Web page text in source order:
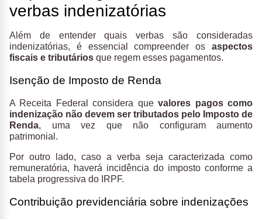
verbas indenizatórias
Além de entender quais verbas são consideradas
indenizatórias, é essencial compreender os aspectos
fiscais e tributários que regem esses pagamentos.
Isenção de Imposto de Renda
A Receita Federal considera quevalores pagos como
indenização não devem ser tributados pelo Imposto de
Renda, uma vez que não configuram aumento
patrimonial.
Por outro lado, caso a verba seja caracterizada como
remuneratória, haverá incidência do imposto conforme a
tabela progressiva do IRPF.
Contribuição previdenciária sobre indenizações